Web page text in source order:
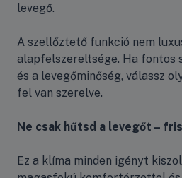
levegő.
A szellőztető funkció nem
alapfelszereltsége. Ha fontos
és a levegőminőség, válassz
fel van szerelve.
Ne csak hűtsd a levegőt –
Ez a klíma minden igényt